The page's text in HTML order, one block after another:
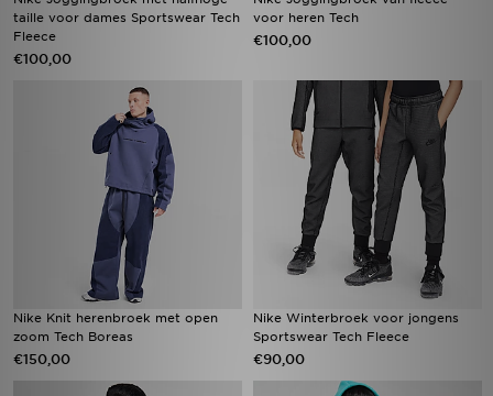
taille voor dames Sportswear Tech
Fleece
€100,00
voor heren Tech
€100,00
Nike Knit herenbroek met open
zoom Tech Boreas
€150,00
Nike Winterbroek voor jongens
Sportswear Tech Fleece
€90,00